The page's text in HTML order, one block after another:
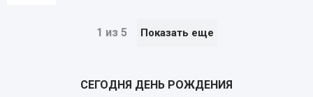
1 из 5 Показать еще
СЕГОДНЯ ДЕНЬ РОЖДЕНИЯ